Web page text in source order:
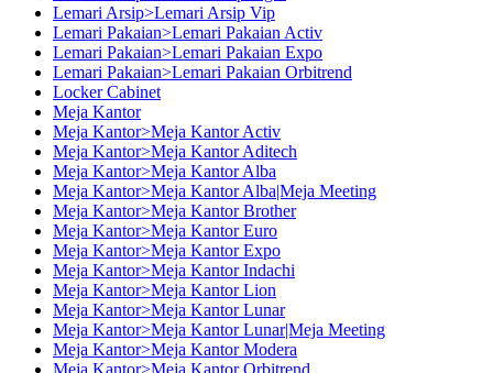
Lemari Arsip>Lemari Arsip Vip
Lemari Pakaian>Lemari Pakaian Activ
Lemari Pakaian>Lemari Pakaian Expo
Lemari Pakaian>Lemari Pakaian Orbitrend
Locker Cabinet
Meja Kantor
Meja Kantor>Meja Kantor Activ
Meja Kantor>Meja Kantor Aditech
Meja Kantor>Meja Kantor Alba
Meja Kantor>Meja Kantor Alba|Meja Meeting
Meja Kantor>Meja Kantor Brother
Meja Kantor>Meja Kantor Euro
Meja Kantor>Meja Kantor Expo
Meja Kantor>Meja Kantor Indachi
Meja Kantor>Meja Kantor Lion
Meja Kantor>Meja Kantor Lunar
Meja Kantor>Meja Kantor Lunar|Meja Meeting
Meja Kantor>Meja Kantor Modera